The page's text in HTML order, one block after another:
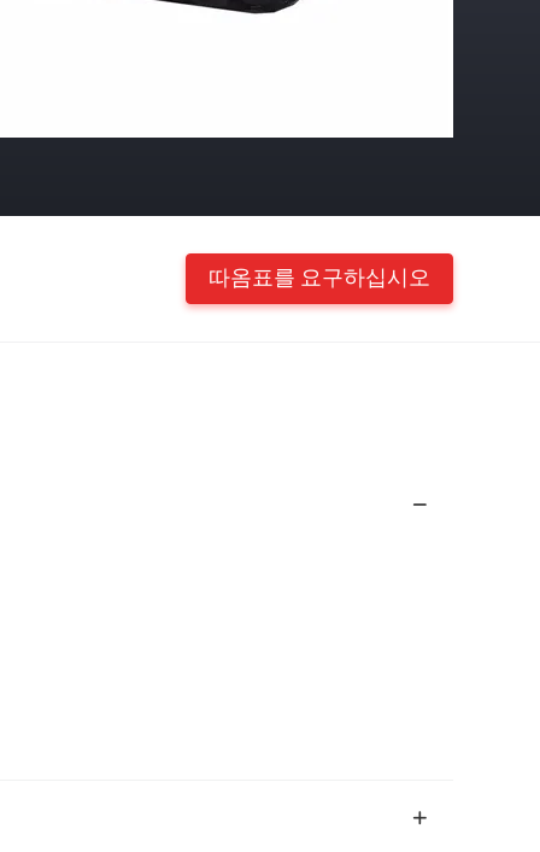
따옴표를 요구하십시오